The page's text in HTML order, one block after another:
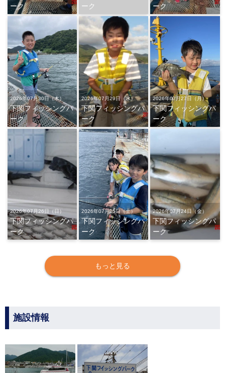
ーク
ーク
ーク
2026年07月30日（木）
下関フィッシングパ
ーク
2026年07月29日（水）
下関フィッシングパ
ーク
2026年07月27日（月）
下関フィッシングパ
ーク
2026年07月26日（日）
下関フィッシングパ
ーク
2026年07月25日（土）
下関フィッシングパ
ーク
2026年07月24日（金）
下関フィッシングパ
ーク
もっと見る
施設情報